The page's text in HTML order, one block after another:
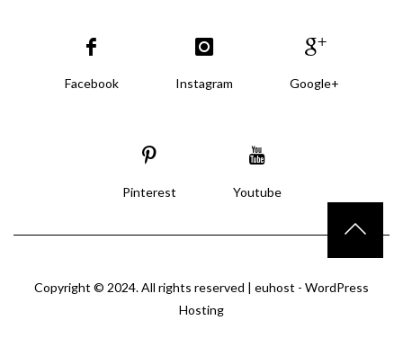
Facebook Instagram Google+
Pinterest Youtube
Copyright © 2024. All rights reserved | euhost - WordPress
Hosting